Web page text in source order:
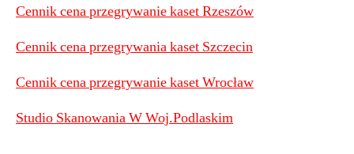
Cennik cena przegrywanie kaset Rzeszów
Cennik cena przegrywania kaset Szczecin
Cennik cena przegrywanie kaset Wrocław
Studio Skanowania W Woj.Podlaskim